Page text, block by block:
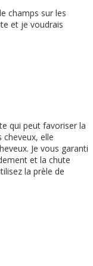
champs sur les
et je voudrais
qui peut favoriser la
elle
Je vous garanti
et la chute
la prèle de